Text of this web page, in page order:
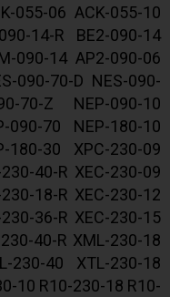
055-06 ACK-055-10
14-R BE2-090-14
090-14 AP2-090-06
090-70-D NES-090-
70-Z ΝΕΡ-090-10
090-70 ΝΕΡ-180-10
180-30 XPC-230-09
40-R XEC-230-09
18-R XEC-230-12
36-R XEC-230-15
40-R XML-230-18
230-40 XTL-230-18
10 R10-230-18 R10-